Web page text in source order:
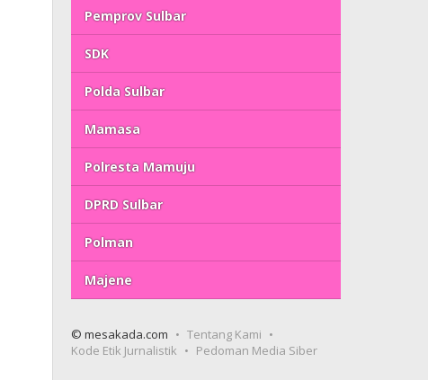
Pemprov Sulbar
SDK
Polda Sulbar
Mamasa
Polresta Mamuju
DPRD Sulbar
Polman
Majene
© mesakada.com
Tentang Kami
Kode Etik Jurnalistik
Pedoman Media Siber